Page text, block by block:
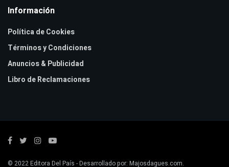
Información
Política de Cookies
Términos y Condiciones
Anuncios & Publicidad
Libro de Reclamaciones
© 2022Editora Del País - Desarrollado por: Majosdagues.com.